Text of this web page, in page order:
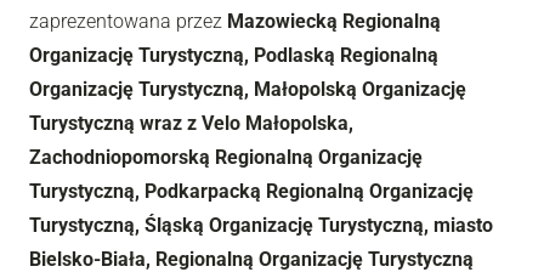
zaprezentowana przez Mazowiecką Regionalną
Organizację Turystyczną, Podlaską Regionalną
Organizację Turystyczną, Małopolską Organizację
Turystyczną wraz z Velo Małopolska,
Zachodniopomorską Regionalną Organizację
Turystyczną, Podkarpacką Regionalną Organizację
Turystyczną, Śląską Organizację Turystyczną, miasto
Bielsko-Biała, Regionalną Organizację Turystyczną